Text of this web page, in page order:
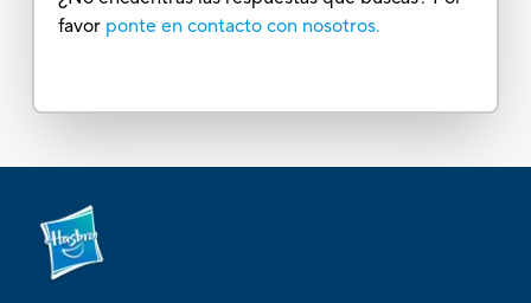
favor ponte en contacto con nosotros.